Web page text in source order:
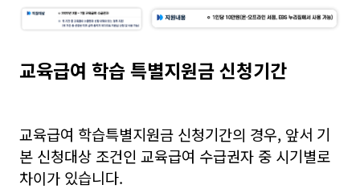
교육급여 학습 특별지원금 신청기간
교육급여 학습특별지원금 신청기간의 경우, 앞서 기
본 신청대상 조건인 교육급여 수급권자 중 시기별로
차이가 있습니다.